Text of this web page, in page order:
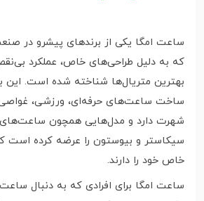
ساعت امگا یکی از برندهای پیشرو در
که به دلیل طراحی‌های خاص، عملکرد
بهترین متریال‌ها شناخته شده است. این
ساخت ساعت‌های حرفه‌ای، ورزشی،
شهرت دارد و مدل‌هایی همچون ساعت‌های
سیکاستر و بیوستون را عرضه کرده است
خاص خود را دارند.
ساعت امگا برای افرادی که به دنبال